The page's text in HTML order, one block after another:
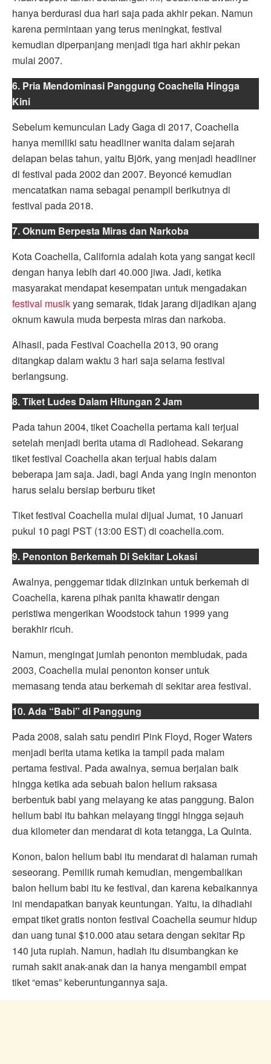
hanya berdurasi dua hari saja pada akhir pekan. Namun
karena permintaan yang terus meningkat, festival
kemudian diperpanjang menjadi tiga hari akhir pekan
mulai 2007.
6. Pria Mendominasi Panggung Coachella Hingga
Kini
Sebelum kemunculan Lady Gaga di 2017, Coachella
hanya memiliki satu headliner wanita dalam sejarah
delapan belas tahun, yaitu Björk, yang menjadi headliner
di festival pada 2002 dan 2007. Beyoncé kemudian
mencatatkan nama sebagai penampil berikutnya di
festival pada 2018.
7. Oknum Berpesta Miras dan Narkoba
Kota Coachella, California adalah kota yang sangat kecil
dengan hanya lebih dari 40.000 jiwa. Jadi, ketika
masyarakat mendapat kesempatan untuk mengadakan
festival musikyang semarak, tidak jarang dijadikan ajang
oknum kawula muda berpesta miras dan narkoba.
Alhasil, pada Festival Coachella 2013, 90 orang
ditangkap dalam waktu 3 hari saja selama festival
berlangsung.
8. Tiket Ludes Dalam Hitungan 2 Jam
Pada tahun 2004, tiket Coachella pertama kali terjual
setelah menjadi berita utama di Radiohead. Sekarang
tiket festival Coachella akan terjual habis dalam
beberapa jam saja. Jadi, bagi Anda yang ingin menonton
harus selalu bersiap berburu tiket
Tiket festival Coachella mulai dijual Jumat, 10 Januari
pukul 10 pagi PST (13:00 EST) di coachella.com.
9. Penonton Berkemah Di Sekitar Lokasi
Awalnya, penggemar tidak diizinkan untuk berkemah di
Coachella, karena pihak panita khawatir dengan
peristiwa mengerikan Woodstock tahun 1999 yang
berakhir ricuh.
Namun, mengingat jumlah penonton membludak, pada
2003, Coachella mulai penonton konser untuk
memasang tenda atau berkemah di sekitar area festival.
10. Ada “Babi” di Panggung
Pada 2008, salah satu pendiri Pink Floyd, Roger Waters
menjadi berita utama ketika ia tampil pada malam
pertama festival. Pada awalnya, semua berjalan baik
hingga ketika ada sebuah balon helium raksasa
berbentuk babi yang melayang ke atas panggung. Balon
helium babi itu bahkan melayang tinggi hingga sejauh
dua kilometer dan mendarat di kota tetangga, La Quinta.
Konon, balon helium babi itu mendarat di halaman rumah
seseorang. Pemilik rumah kemudian, mengembalikan
balon helium babi itu ke festival, dan karena kebaikannya
ini mendapatkan banyak keuntungan. Yaitu, ia dihadiahi
empat tiket gratis nonton festival Coachella seumur hidup
dan uang tunai $10.000 atau setara dengan sekitar Rp
140 juta rupiah. Namun, hadiah itu disumbangkan ke
rumah sakit anak-anak dan ia hanya mengambil empat
tiket “emas” keberuntungannya saja.